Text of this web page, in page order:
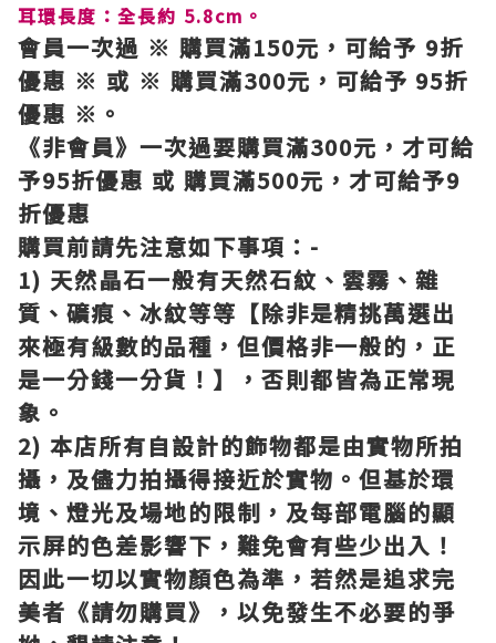
耳環長度：全長約 5.8cm。
會員一次過 ※ 購買滿150元，可給予 9折
優惠 ※ 或 ※ 購買滿300元，可給予 95折
優惠 ※。
《非會員》一次過要購買滿300元，才可給
予95折優惠 或 購買滿500元，才可給予9
折優惠
購買前請先注意如下事項：-
1) 天然晶石一般有天然石紋、雲霧、雜
質、礦痕、冰紋等等【除非是精挑萬選出
來極有級數的品種，但價格非一般的，正
是一分錢一分貨！】，否則都皆為正常現
象。
2) 本店所有自設計的飾物都是由實物所拍
攝，及儘力拍攝得接近於實物。但基於環
境、燈光及場地的限制，及每部電腦的顯
示屏的色差影響下，難免會有些少出入！
因此一切以實物顏色為準，若然是追求完
美者《請勿購買》，以免發生不必要的爭